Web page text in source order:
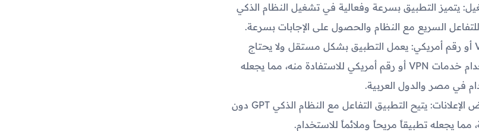
يتميز التطبيق بسرعة وفعالية في تشغيل النظام الذكي
عدم الحاجة إلى VPN أو رقم أمريكي: يعمل التطبيق بشكل مستقل ولا يحتاج
المستخدمون إلى استخدام خدمات VPN أو رقم أمريكي للاستفادة منه، مما يجعله
في مصر والدول العربية.
عدم الحاجة إلى عرض الإعلانات: يتيح التطبيق التفاعل مع النظام الذكي GPT دون
مما يجعله تطبيقاً مريحاً وملائماً للاستخدام.